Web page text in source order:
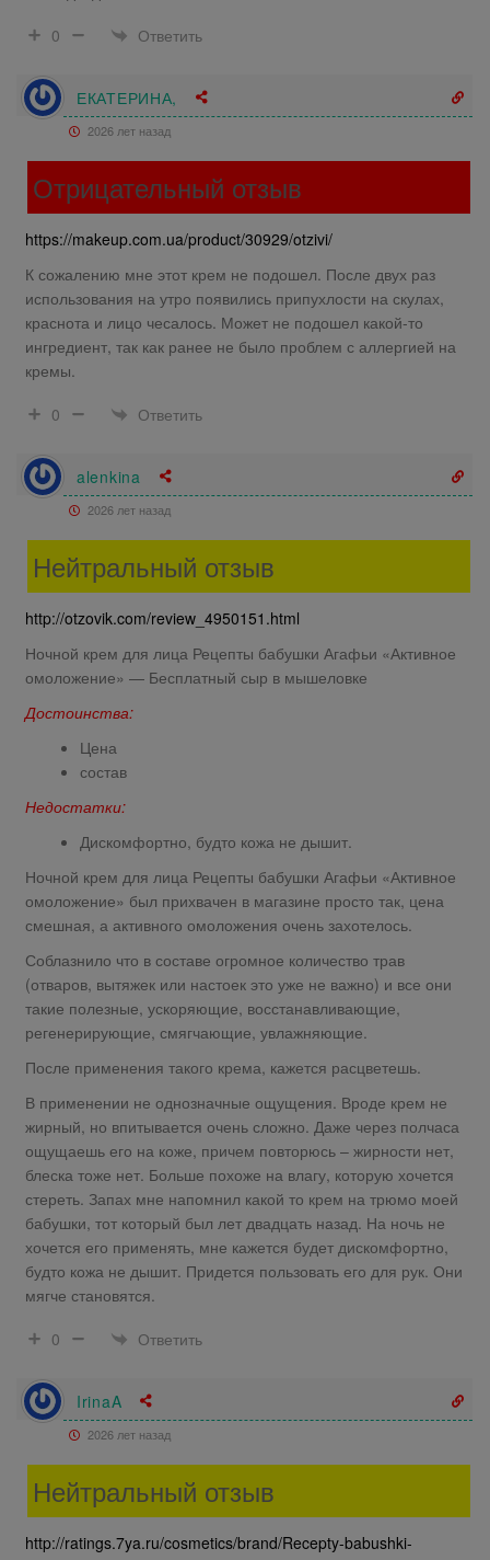
0
Ответить
ЕКАТЕРИНА,
2026 лет назад
Отрицательный отзыв
https://makeup.com.ua/product/30929/otzivi/
К сожалению мне этот крем не подошел. После двух раз
использования на утро появились припухлости на скулах,
краснота и лицо чесалось. Может не подошел какой-то
ингредиент, так как ранее не было проблем с аллергией на
кремы.
0
Ответить
alenkina
2026 лет назад
Нейтральный отзыв
http://otzovik.com/review_4950151.html
Ночной крем для лица Рецепты бабушки Агафьи «Активное
омоложение» — Бесплатный сыр в мышеловке
Достоинства:
Цена
состав
Недостатки:
Дискомфортно, будто кожа не дышит.
Ночной крем для лица Рецепты бабушки Агафьи «Активное
омоложение» был прихвачен в магазине просто так, цена
смешная, а активного омоложения очень захотелось.
Соблазнило что в составе огромное количество трав
(отваров, вытяжек или настоек это уже не важно) и все они
такие полезные, ускоряющие, восстанавливающие,
регенерирующие, смягчающие, увлажняющие.
После применения такого крема, кажется расцветешь.
В применении не однозначные ощущения. Вроде крем не
жирный, но впитывается очень сложно. Даже через полчаса
ощущаешь его на коже, причем повторюсь – жирности нет,
блеска тоже нет. Больше похоже на влагу, которую хочется
стереть. Запах мне напомнил какой то крем на трюмо моей
бабушки, тот который был лет двадцать назад. На ночь не
хочется его применять, мне кажется будет дискомфортно,
будто кожа не дышит. Придется пользовать его для рук. Они
мягче становятся.
0
Ответить
IrinaA
2026 лет назад
Нейтральный отзыв
http://ratings.7ya.ru/cosmetics/brand/Recepty-babushki-